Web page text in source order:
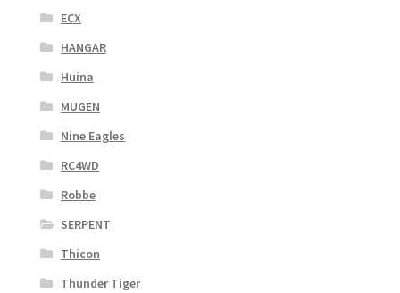
ECX
HANGAR
Huina
MUGEN
Nine Eagles
RC4WD
Robbe
SERPENT
Thicon
Thunder Tiger